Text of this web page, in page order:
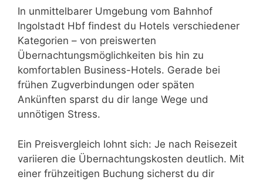
In unmittelbarer Umgebung vom Bahnhof
Ingolstadt Hbf findest du Hotels verschiedener
Kategorien – von preiswerten
Übernachtungsmöglichkeiten bis hin zu
komfortablen Business-Hotels. Gerade bei
frühen Zugverbindungen oder späten
Ankünften sparst du dir lange Wege und
unnötigen Stress.
Ein Preisvergleich lohnt sich: Je nach Reisezeit
variieren die Übernachtungskosten deutlich. Mit
einer frühzeitigen Buchung sicherst du dir